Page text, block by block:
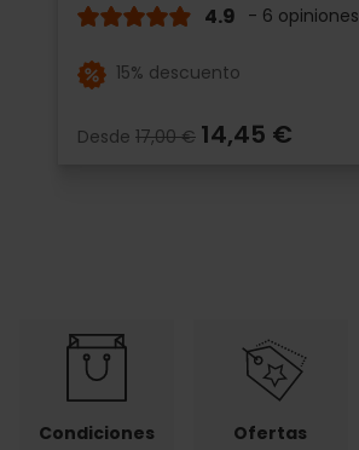
4.9 - 6 opiniones
15% descuento
Desde 17,00 € 14,45 €
Condiciones Ofertas